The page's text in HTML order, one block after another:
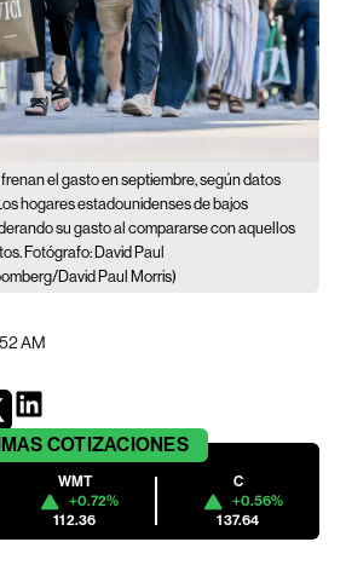
el gasto en septiembre, según datos
hogares estadounidenses de bajos
su gasto al compararse con aquellos
Fotógrafo: David Paul
David Paul Morris)
AM
COTIZACIONES
WMT
+0.72%
112.36
C
+0.56%
137.64